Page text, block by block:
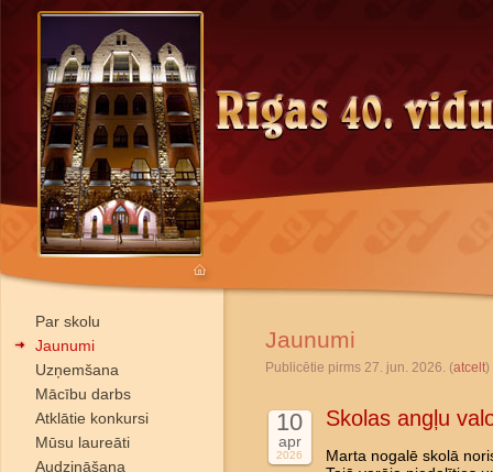
Par skolu
Jaunumi
Uzņemšana
Mācību darbs
Atklātie konkursi
Mūsu laureāti
Audzināšana
Jaunumi
Publicētie pirms 27. jun. 2026. (atcelt)
10
apr
2026
Skolas angļu
Marta nogalē skolā